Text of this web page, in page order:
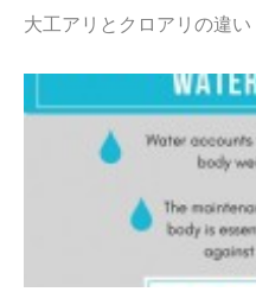
大工アリとクロアリの違い